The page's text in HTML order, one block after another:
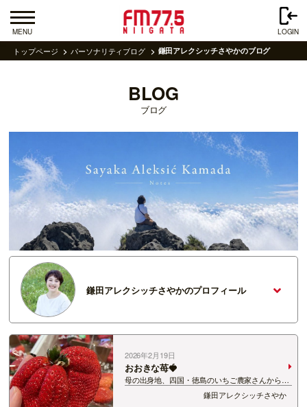
MENU LOGIN
トップページ パーソナリティブログ 鎌田アレクシッチさやかのブログ
BLOG
ブログ
鎌田アレクシッチさやかのプロフィール
2026年2月19日
おおきな苺🍓
母の出身地、四国・徳島のいちご農家さんから、
とっても大きないちごを送っていただきました！
「さちのか」という品種！ かぶりつくサイズ
鎌田アレクシッチさやか